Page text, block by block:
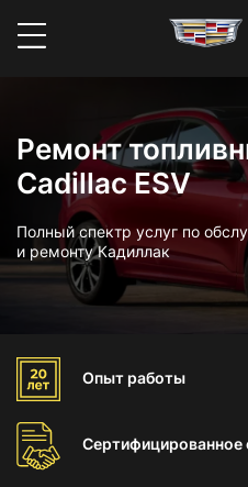
Ремонт
Cadillac ESV
Полный спектр услуг по
и ремонту Кадиллак
Опыт работы
Сертифицированное